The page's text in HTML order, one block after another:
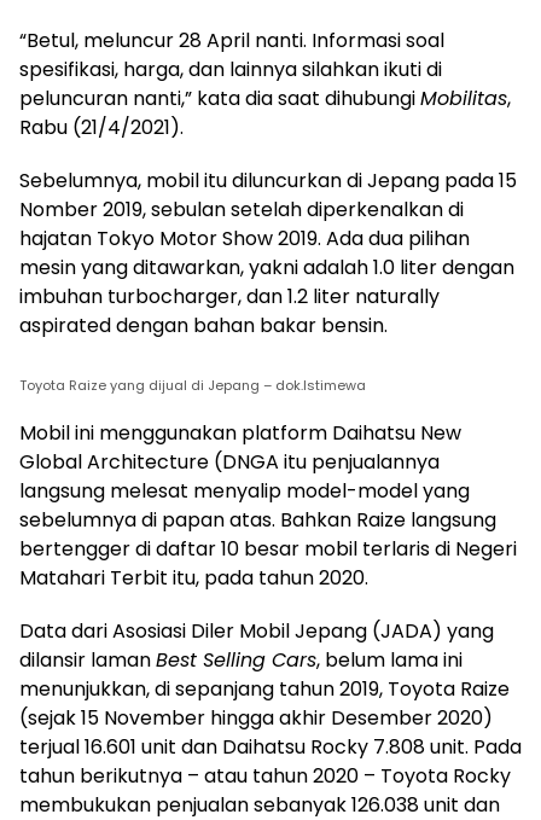
“Betul, meluncur 28 April nanti. Informasi soal
spesifikasi, harga, dan lainnya silahkan ikuti di
peluncuran nanti,” kata dia saat dihubungiMobilitas,
Rabu (21/4/2021).
Sebelumnya, mobil itu diluncurkan di Jepang pada 15
Nomber 2019, sebulan setelah diperkenalkan di
hajatan Tokyo Motor Show 2019. Ada dua pilihan
mesin yang ditawarkan, yakni adalah 1.0 liter dengan
imbuhan turbocharger, dan 1.2 liter naturally
aspirated dengan bahan bakar bensin.
Toyota Raize yang dijual di Jepang – dok.Istimewa
Mobil ini menggunakan platform Daihatsu New
Global Architecture (DNGA itu penjualannya
langsung melesat menyalip model-model yang
sebelumnya di papan atas. Bahkan Raize langsung
bertengger di daftar 10 besar mobil terlaris di Negeri
Matahari Terbit itu, pada tahun 2020.
Data dari Asosiasi Diler Mobil Jepang (JADA) yang
dilansir lamanBest Selling Cars, belum lama ini
menunjukkan, di sepanjang tahun 2019, Toyota Raize
(sejak 15 November hingga akhir Desember 2020)
terjual 16.601 unit dan Daihatsu Rocky 7.808 unit. Pada
tahun berikutnya – atau tahun 2020 – Toyota Rocky
membukukan penjualan sebanyak 126.038 unit dan